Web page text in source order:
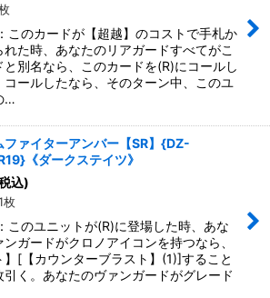
このカードが【超越】のコストで手札か
れた時、あなたのリアガードすべてがこ
と別名なら、このカードを(R)にコールし
コールしたなら、そのターン中、このユ
…
ファイターアンバー【SR】{DZ-
《ダークステイツ》
込)
枚
このユニットが(R)に登場した時、あな
ンガードがクロノアイコンを持つなら、
】[【カウンターブラスト】(1)]すること
引く。あなたのヴァンガードがグレード